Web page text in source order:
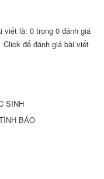
viết là: 0 trong 0 đánh giá
Click để đánh giá bài viết
SINH
BÁO